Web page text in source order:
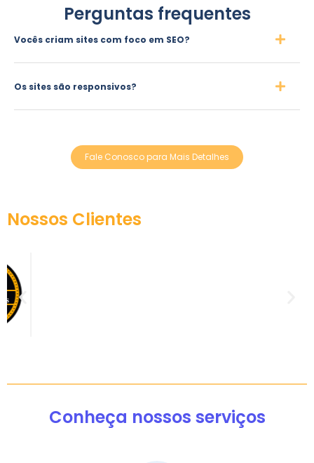
Perguntas frequentes
Vocês criam sites com foco em SEO?
Os sites são responsivos?
Fale Conosco para Mais Detalhes
Nossos Clientes
Conheça nossos serviços